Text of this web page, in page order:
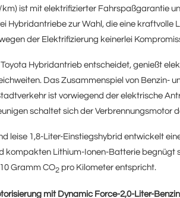
km) ist mit elektrifizierter Fahrspaßgarantie
Hybridantriebe zur Wahl, die eine
der Elektrifizierung keinerlei
Hybridantrieb entscheidet, genießt
Das Zusammenspiel von Benzin-
ist vorwiegend der elektrische
schaltet sich der Verbrennungsmotor
leise 1,8-Liter-Einstiegshybrid entwickelt
kompakten Lithium-Ionen-Batterie begnügt
Gramm CO2 pro Kilometer entspricht.
mit Dynamic Force-2,0-Liter-